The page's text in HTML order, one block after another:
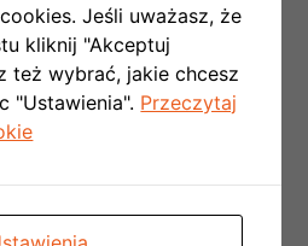
Twoich oczekiwań i
jedyny słuszny sposób na
pozycji lidera rynku
miejscowości Tuchom
Jeśli uważasz, że
kliknij "Akceptuj
też wybrać, jakie chcesz
"Ustawienia". Przeczytaj